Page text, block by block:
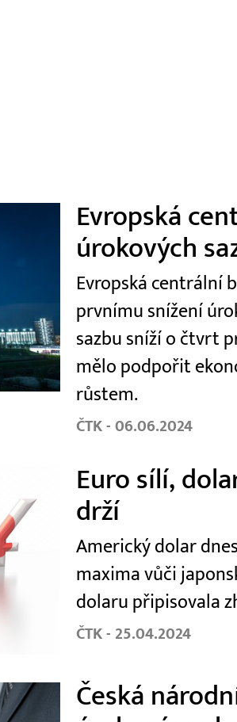
Evropská
úrokových
Evropská centrální
prvnímu snížení
sazbu sníží o čtvrt
mělo podpořit
růstem.
ČTK - 06.06.2024
Euro sílí,
drží
Americký dolar
maxima vůči
dolaru připisovala
ČTK - 25.04.2024
Česká